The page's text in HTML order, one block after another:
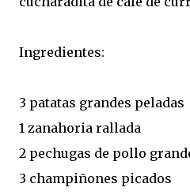
Ingredientes:
3 patatas grandes peladas
1 zanahoria rallada
2 pechugas de pollo
3 champiñones picados